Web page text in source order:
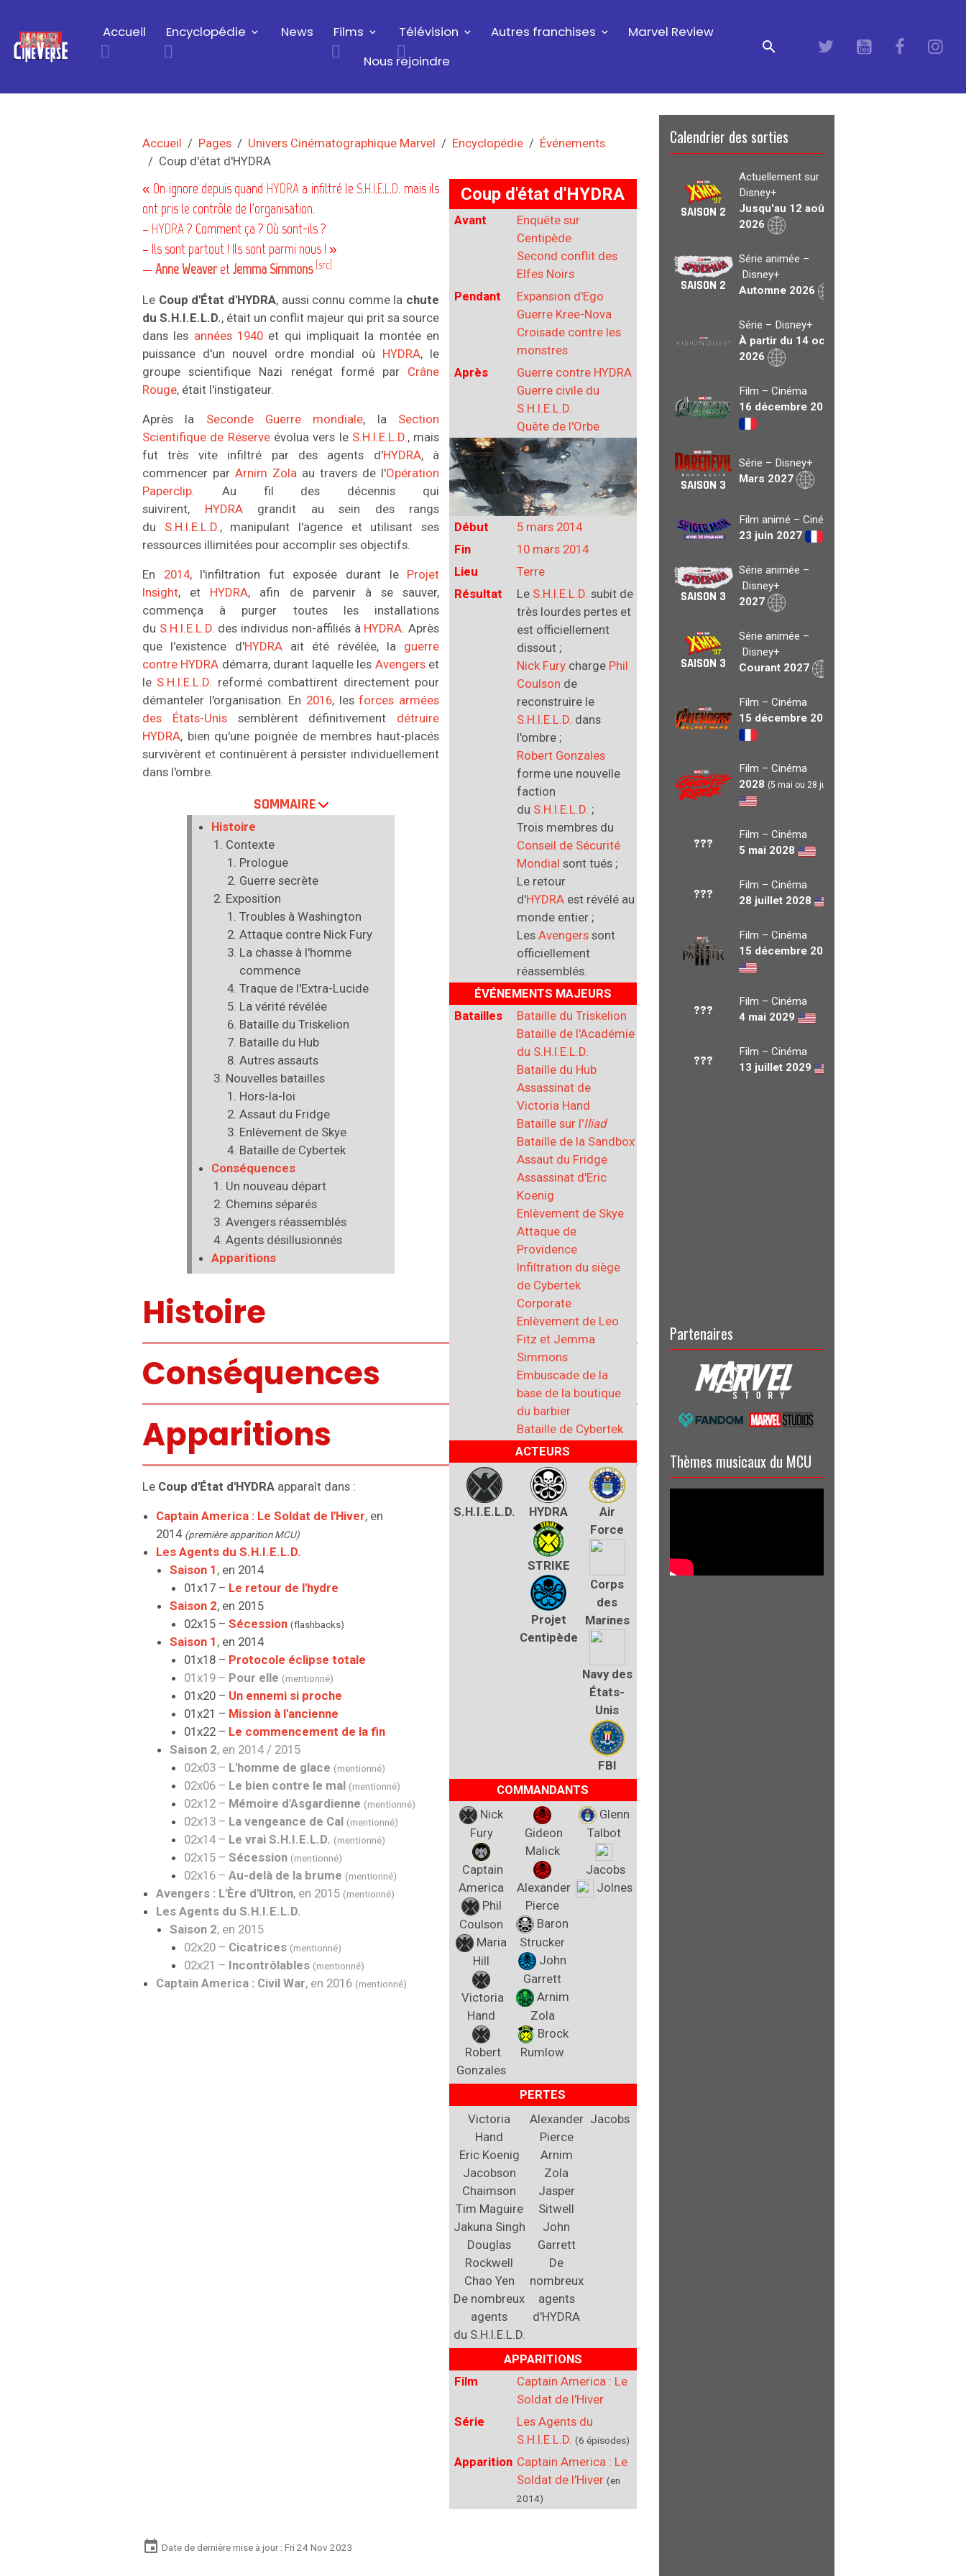
Accueil Encyclopédie News Films Télévision Autres franchises
Marvel Review
Nous rejoindre
Accueil Pages Univers Cinématographique Marvel Encyclopédie
Événements
Coup d'état d'HYDRA
Coup d'état d'HYDRA
Avant
Enquête sur
Centipède
Second conflit des
Elfes Noirs
Pendant
Expansion d'Ego
Guerre Kree-Nova
Croisade contre les
monstres
Après
Guerre contre HYDRA
Guerre civile du
S.H.I.E.L.D.
Quête de l'Orbe
Début
5 mars 2014
Fin
10 mars 2014
Lieu
Terre
Résultat
Le S.H.I.E.L.D. subit de
très lourdes pertes et
est officiellement
dissout ;
Nick Furycharge Phil
Coulson de
reconstruire le
S.H.I.E.L.D. dans
l'ombre ;
Robert Gonzales
forme une nouvelle
faction
du S.H.I.E.L.D. ;
Trois membres du
Conseil de Sécurité
Mondial sont tués ;
Le retour
d'HYDRAest révélé au
monde entier ;
Les Avengerssont
officiellement
réassemblés.
ÉVÉNEMENTS MAJEURS
Batailles
Bataille du Triskelion
Bataille de l'Académie
du S.H.I.E.L.D.
Bataille du Hub
Assassinat de
Victoria Hand
Bataille sur l'Iliad
Bataille de la Sandbox
Assaut du Fridge
Assassinat d'Eric
Koenig
Enlèvement de Skye
Attaque de
Providence
Infiltration du siège
de Cybertek
Corporate
Enlèvement de Leo
Fitz et Jemma
Simmons
Embuscade de la
base de la boutique
du barbier
Bataille de Cybertek
ACTEURS
S.H.I.E.L.D. HYDRA
STRIKE
Projet
Centipède
Air
Force
Corps
des
Marines
Navy des
États-
Unis
FBI
COMMANDANTS
Nick
Fury
Captain
America
Phil
Coulson
Maria
Hill
Victoria
Hand
Robert
Gonzales
Gideon
Malick
Alexander
Pierce
Baron
Strucker
John
Garrett
Arnim
Zola
Brock
Rumlow
Glenn
Talbot
Jacobs
Jolnes
PERTES
Victoria
Hand
Eric Koenig
Jacobson
Chaimson
Tim Maguire
Jakuna Singh
Douglas
Rockwell
Chao Yen
De nombreux
agents
du S.H.I.E.L.D.
Alexander
Pierce
Arnim
Zola
Jasper
Sitwell
John
Garrett
De
nombreux
agents
d'HYDRA
Jacobs
APPARITIONS
Film
Captain America : Le
Soldat de l'Hiver
Série
Les Agents du
S.H.I.E.L.D. (6 épisodes)
Apparition Captain America : Le
Soldat de l'Hiver (en
2014)
« On ignore depuis quand HYDRAa infiltré le S.H.I.E.L.D. mais ils
ont pris le contrôle de l'organisation.
– HYDRA? Comment ça ? Où sont-ils ?
– Ils sont partout ! Ils sont parmi nous ! »
— Anne Weaveret Jemma Simmons [src]
Le Coup d'État d'HYDRA, aussi connu comme la chute
du S.H.I.E.L.D., était un conflit majeur qui prit sa source
dans les années 1940 et qui impliquait la montée en
puissance d'un nouvel ordre mondial où HYDRA, le
groupe scientifique Nazi renégat formé par Crâne
Rouge, était l'instigateur.
Après la Seconde Guerre mondiale, la Section
Scientifique de Réserveévolua vers le S.H.I.E.L.D., mais
fut très vite infiltré par des agents d'HYDRA, à
commencer parArnim Zola au travers de l'Opération
Paperclip. Au fil des décennis qui
suivirent, HYDRAgrandit au sein des rangs
du S.H.I.E.L.D., manipulant l'agence et utilisant ses
ressources illimitées pour accomplir ses objectifs.
En 2014, l'infiltration fut exposée durant le Projet
Insight, et HYDRA, afin de parvenir à se sauver,
commença à purger toutes les installations
du S.H.I.E.L.D. des individus non-affiliés à HYDRA. Après
que l'existence d'HYDRAait été révélée, la guerre
contre HYDRA démarra, durant laquelle les Avengerset
le S.H.I.E.L.D. reformé combattirent directement pour
démanteler l'organisation. En 2016, lesforces armées
des États-Unissemblèrent définitivement détruire
HYDRA, bien qu'une poignée de membres haut-placés
survivèrent et continuèrent à persister individuellement
dans l'ombre.
SOMMAIRE
Histoire
Contexte
Prologue
Guerre secrète
Exposition
Troubles à Washington
Attaque contre Nick Fury
La chasse à l'homme
commence
Traque de l'Extra-Lucide
La vérité révélée
Bataille du Triskelion
Bataille du Hub
Autres assauts
Nouvelles batailles
Hors-la-loi
Assaut du Fridge
Enlèvement de Skye
Bataille de Cybertek
Conséquences
Un nouveau départ
Chemins séparés
Avengers réassemblés
Agents désillusionnés
Apparitions
Histoire
Conséquences
Apparitions
Le Coup d'État d'HYDRA apparaît dans :
Captain America : Le Soldat de l'Hiver, en
2014 (première apparition MCU)
Les Agents du S.H.I.E.L.D.
Saison 1 , en 2014
01x17 – Le retour de l'hydre
Saison 2, en 2015
02x15 – Sécession (flashbacks)
Saison 1 , en 2014
01x18 – Protocole éclipse totale
01x19 – Pour elle (mentionné)
01x20 – Un ennemi si proche
01x21 – Mission à l'ancienne
01x22 – Le commencement de la fin
Saison 2, en 2014 / 2015
02x03 – L'homme de glace (mentionné)
02x06 – Le bien contre le mal (mentionné)
02x12 – Mémoire d'Asgardienne (mentionné)
02x13 – La vengeance de Cal (mentionné)
02x14 – Le vrai S.H.I.E.L.D. (mentionné)
02x15 – Sécession (mentionné)
02x16 – Au-delà de la brume (mentionné)
Avengers : L'Ère d'Ultron, en 2015 (mentionné)
Les Agents du S.H.I.E.L.D.
Saison 2, en 2015
02x20 – Cicatrices (mentionné)
02x21 – Incontrôlables (mentionné)
Captain America : Civil War, en 2016 (mentionné)
Date de dernière mise à jour : Fri 24 Nov 2023
Calendrier des sorties
SAISON 2
Actuellement sur
Disney+
Jusqu'au 12 août
2026
SAISON 2
Série animée –
Disney+
Automne 2026
Série – Disney+
À partir du 14 oct.
2026
Film – Cinéma
16 décembre 2026
SAISON 3
Série – Disney+
Mars 2027
Film animé – Cinéma
23 juin 2027
SAISON 3
Série animée –
Disney+
2027
SAISON 3
Série animée –
Disney+
Courant 2027
Film – Cinéma
15 décembre 2027
Film – Cinéma
2028 (5 mai ou 28 juil.)
???
Film – Cinéma
5 mai 2028
???
Film – Cinéma
28 juillet 2028
Film – Cinéma
15 décembre 2028
???
Film – Cinéma
4 mai 2029
???
Film – Cinéma
13 juillet 2029
Partenaires
Thèmes musicaux du MCU